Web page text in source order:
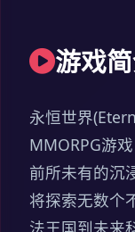
游戏
永恒世界
MMORPG游
前所未有的沉
将探索无数个
法王国到未来